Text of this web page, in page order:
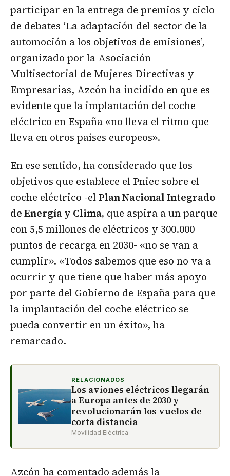
participar en la entrega de premios y ciclo
de debates ‘La adaptación del sector de la
automoción a los objetivos de emisiones’,
organizado por la Asociación
Multisectorial de Mujeres Directivas y
Empresarias, Azcón ha incidido en que es
evidente que la implantación del coche
eléctrico en España «no lleva el ritmo que
lleva en otros países europeos».
En ese sentido, ha considerado que los
objetivos que establece el Pniec sobre el
coche eléctrico -elPlan Nacional Integrado
de Energía y Clima, que aspira a un parque
con 5,5 millones de eléctricos y 300.000
puntos de recarga en 2030- «no se van a
cumplir». «Todos sabemos que eso no va a
ocurrir y que tiene que haber más apoyo
por parte del Gobierno de España para que
la implantación del coche eléctrico se
pueda convertir en un éxito», ha
remarcado.
RELACIONADOS
Los aviones eléctricos llegarán
a Europa antes de 2030 y
revolucionarán los vuelos de
corta distancia
Movilidad Eléctrica
Azcón ha comentado además la